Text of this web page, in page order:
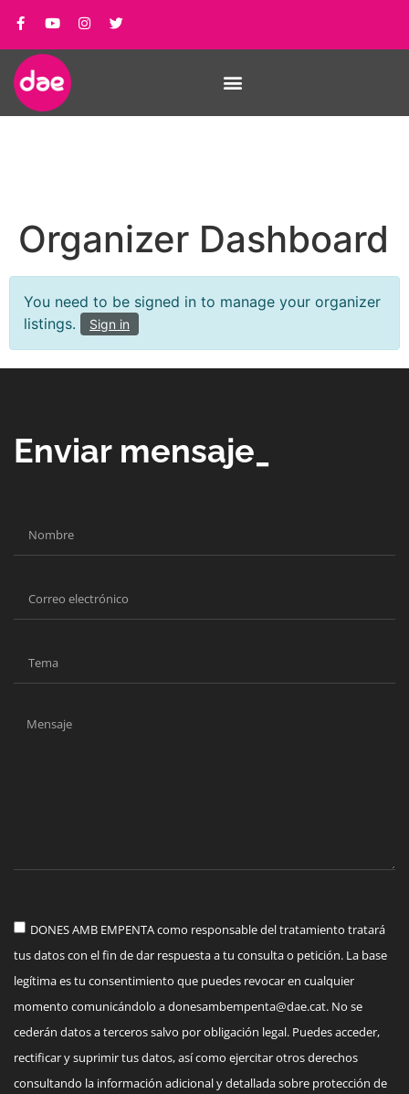
Organizer Dashboard
You need to be signed in to manage your organizer
listings.
Sign in
Enviar mensaje_
DONES AMB EMPENTA como responsable del tratamiento tratará
tus datos con el fin de dar respuesta a tu consulta o petición. La base
legítima es tu consentimiento que puedes revocar en cualquier
momento comunicándolo adonesambempenta@dae.cat. No se
cederán datos a terceros salvo por obligación legal. Puedes acceder,
rectificar y suprimir tus datos, así como ejercitar otros derechos
consultando la información adicional y detallada sobre protección de